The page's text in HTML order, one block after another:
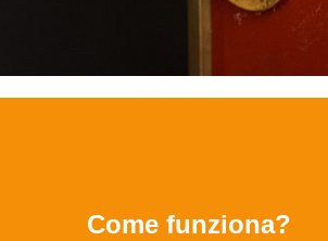
Come funziona?